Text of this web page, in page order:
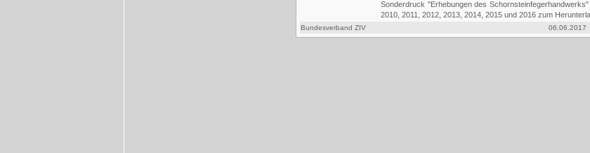
Erhebungen des
Sonderdruck "Erhebungen des Schornsteinfegerhandwerks"
2010, 2011, 2012, 2013, 2014, 2015 und 2016 zum